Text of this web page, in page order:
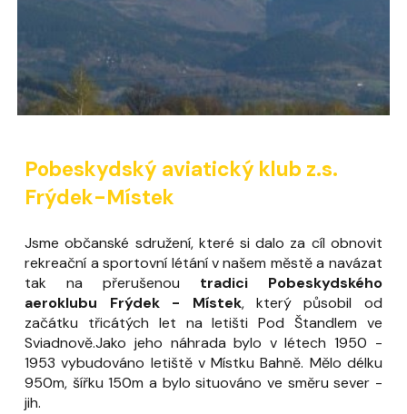
Pobeskydský aviatický klub z.s.
Frýdek-Místek
Jsme občanské sdružení, které si dalo za cíl obnovit
rekreační a sportovní létání v našem městě a navázat
tak na přerušenou tradici Pobeskydského
aeroklubu Frýdek - Místek, který působil od
začátku třicátých let na letišti Pod Štandlem ve
Sviadnově.Jako jeho náhrada bylo v létech 1950 -
1953 vybudováno letiště v Místku Bahně. Mělo délku
950m, šířku 150m a bylo situováno ve směru sever -
jih.